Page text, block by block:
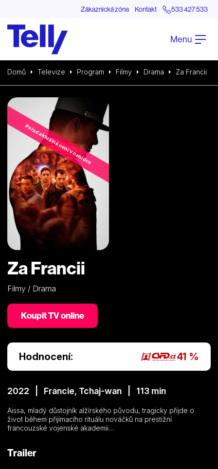
Zákaznická zóna Kontakt 533 427 533
Menu
Domů Televize Program Filmy Drama Za Francii
Pořad aktuálně není v nabídce
Za Francii
Filmy / Drama
Koupit TV online
Hodnocení: 41 %
2022 | Francie, Tchaj-wan | 113 min
Aissa, mladý důstojník alžírského původu, tragicky přijde o
život během přijímacího rituálu nováčků na prestižní
francouzské vojenské akademii…
Trailer